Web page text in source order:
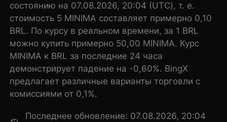
состоянию на 07.08.2026, 20:04 (UTC), т. е.
стоимость 5 MINIMA составляет примерно 0,10
BRL. По курсу в реальном времени, за 1 BRL
можно купить примерно 50,00 MINIMA. Курс
MINIMA к BRL за последние 24 часа
демонстрирует падение на -0,60%. BingX
предлагает различные варианты торговли с
комиссиями от 0,1%.
Последнее обновление: 07.08.2026, 20:04